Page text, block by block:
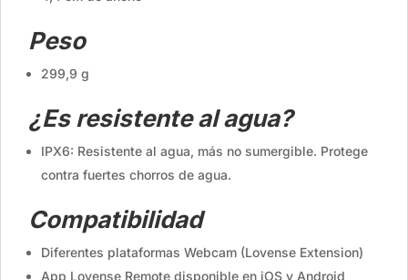
Peso
299,9 g
¿Es resistente al agua?
IPX6: Resistente al agua, más no sumergible. Protege
contra fuertes chorros de agua.
Compatibilidad
Diferentes plataformas Webcam (Lovense Extension)
App Lovense Remote disponible en iOS y Android